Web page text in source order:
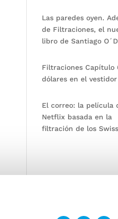
Las paredes oyen.
de Filtraciones, el
libro de Santiago
Filtraciones Capítulo
dólares en el vestidor
El correo: la película
Netflix basada en la
filtración de los